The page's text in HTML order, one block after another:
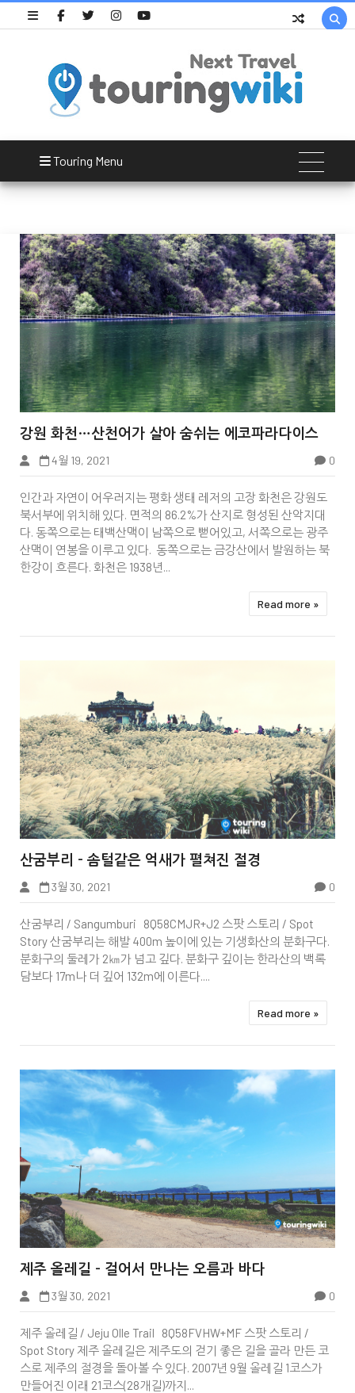

Touring Menu


ReviewPick
강원 화천…산천어가 살아 숨쉬는 에코파라다이스
4월 19, 2021 0
인간과 자연이 어우러지는 평화 생태 레저의 고장 화천은 강원도
북서부에 위치해 있다. 면적의 86.2%가 산지로 형성된 산악지대
다. 동쪽으로는 태백산맥이 남쪽으로 뻗어있고, 서쪽으로는 광주
산맥이 연봉을 이루고 있다. 동쪽으로는 금강산에서 발원하는 북
한강이 흐른다. 화천은 1938년...
Read more »


Tbook
산굼부리 - 솜털같은 억새가 펼쳐진 절경
3월 30, 2021 0
산굼부리 / Sangumburi 8Q58CMJR+J2 스팟 스토리 / Spot
Story 산굼부리는 해발 400m 높이에 있는 기생화산의 분화구다.
분화구의 둘레가 2㎞가 넘고 깊다. 분화구 깊이는 한라산의 백록
담보다 17m나 더 깊어 132m에 이른다....
Read more »


Tbook
제주 올레길 - 걸어서 만나는 오름과 바다
3월 30, 2021 0
제주 올레길 / Jeju Olle Trail 8Q58FVHW+MF 스팟 스토리 /
Spot Story 제주 올레길은 제주도의 걷기 좋은 길을 골라 만든 코
스로 제주의 절경을 돌아볼 수 있다. 2007년 9월 올레길 1코스가
만들어진 이래 21코스(28개길)까지...
Tbook